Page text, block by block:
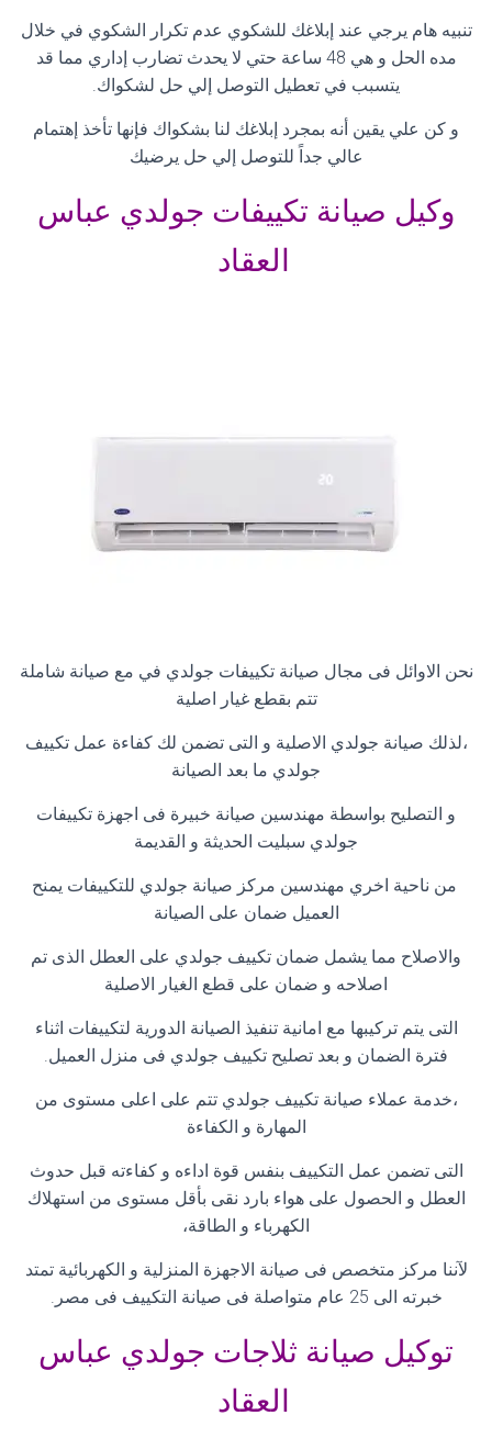
تنبيه هام يرجي عند إبلاغك للشكوي عدم تكرار الشكوي في خلال
مده الحل و هي 48 ساعة حتي لا يحدث تضارب إداري مما قد
يتسبب في تعطيل التوصل إلي حل لشكواك.
و كن علي يقين أنه بمجرد إبلاغك لنا بشكواك فإنها تأخذ إهتمام
عالي جداً للتوصل إلي حل يرضيك
وكيل صيانة تكييفات جولدي عباس
العقاد
نحن الاوائل فى مجال صيانة تكييفات جولدي في مع صيانة شاملة
تتم بقطع غيار اصلية
،لذلك صيانة جولدي الاصلية و التى تضمن لك كفاءة عمل تكييف
جولدي ما بعد الصيانة
و التصليح بواسطة مهندسين صيانة خبيرة فى اجهزة تكييفات
جولدي سبليت الحديثة و القديمة
من ناحية اخري مهندسين مركز صيانة جولدي للتكييفات يمنح
العميل ضمان على الصيانة
والاصلاح مما يشمل ضمان تكييف جولدي على العطل الذى تم
اصلاحه و ضمان على قطع الغيار الاصلية
التى يتم تركيبها مع امانية تنفيذ الصيانة الدورية لتكييفات اثناء
فترة الضمان و بعد تصليح تكييف جولدي فى منزل العميل.
،خدمة عملاء صيانة تكييف جولدي تتم على اعلى مستوى من
المهارة و الكفاءة
التى تضمن عمل التكييف بنفس قوة اداءه و كفاءته قبل حدوث
العطل و الحصول على هواء بارد نقى بأقل مستوى من استهلاك
الكهرباء و الطاقة،
لآننا مركز متخصص فى صيانة الاجهزة المنزلية و الكهربائية تمتد
خبرته الى 25 عام متواصلة فى صيانة التكييف فى مصر
.
توكيل صيانة ثلاجات جولدي عباس
العقاد